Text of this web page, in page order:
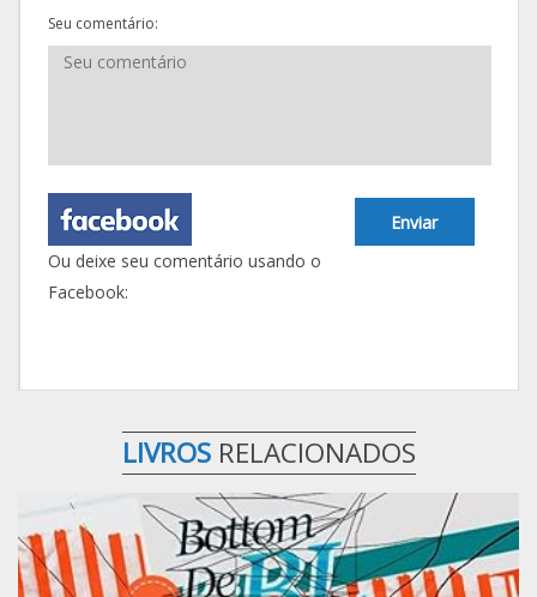
Seu comentário:
Enviar
Ou deixe seu comentário usando o
Facebook:
LIVROS RELACIONADOS